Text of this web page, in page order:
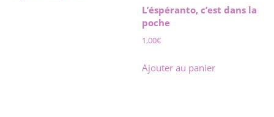
L’éspéranto, c’est dans la
poche
1,00€
Ajouter au panier